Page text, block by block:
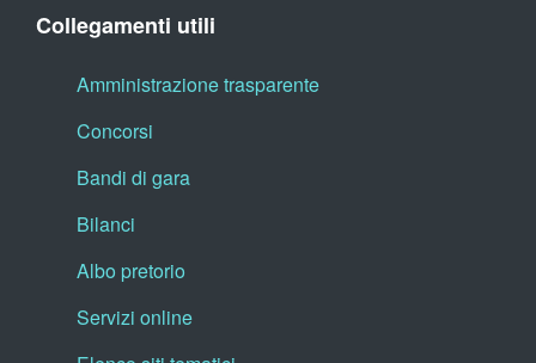
Collegamenti utili
Amministrazione trasparente
Concorsi
Bandi di gara
Bilanci
Albo pretorio
Servizi online